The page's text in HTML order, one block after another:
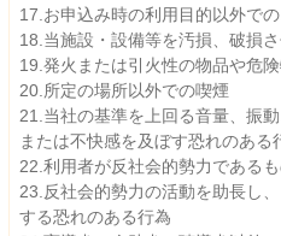
17.お申込み時の利用目的以外で
18.当施設・設備等を汚損、破損
19.発火または引火性の物品や危
20.所定の場所以外での喫煙
21.当社の基準を上回る音量、振
または不快感を及ぼす恐れのある
22.利用者が反社会的勢力である
23.反社会的勢力の活動を助長し
する恐れのある行為